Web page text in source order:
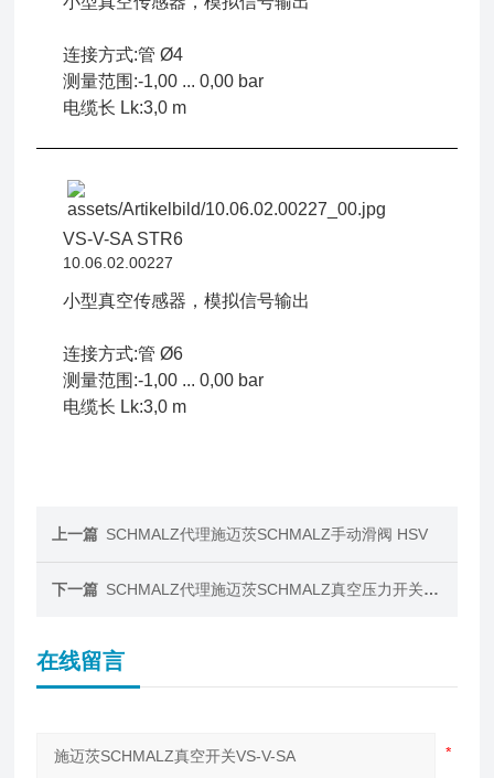
连接方式:管 Ø4
测量范围:-1,00 ... 0,00 bar
电缆长 Lk:3,0 m
VS-V-SA STR6
10.06.02.00227
小型真空传感器，模拟信号输出
连接方式:管 Ø6
测量范围:-1,00 ... 0,00 bar
电缆长 Lk:3,0 m
上一篇 SCHMALZ代理施迈茨SCHMALZ手动滑阀 HSV
下一篇 SCHMALZ代理施迈茨SCHMALZ真空压力开关 VS
在线留言